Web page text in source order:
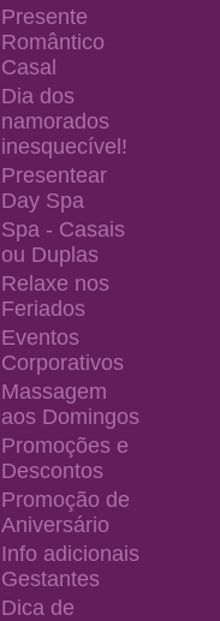
Presente
Romântico
Casal
Dia dos
namorados
inesquecível!
Presentear
Day Spa
Spa - Casais
ou Duplas
Relaxe nos
Feriados
Eventos
Corporativos
Massagem
aos Domingos
Promoções e
Descontos
Promoção de
Aniversário
Info adicionais
Gestantes
Dica de